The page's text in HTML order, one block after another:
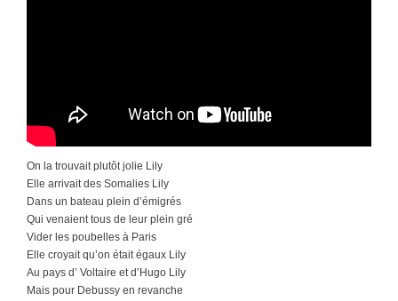
On la trouvait plutôt jolie Lily
Elle arrivait des Somalies Lily
Dans un bateau plein d’émigrés
Qui venaient tous de leur plein gré
Vider les poubelles à Paris
Elle croyait qu’on était égaux Lily
Au pays d’ Voltaire et d’Hugo Lily
Mais pour Debussy en revanche